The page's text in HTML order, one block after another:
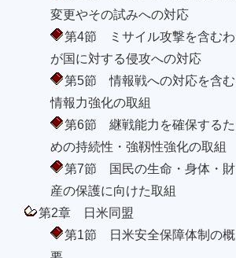
変更やその試みへの対応
第4節 ミサイル攻撃を含むわ
が国に対する侵攻への対応
第5節 情報戦への対応を含む
情報力強化の取組
第6節 継戦能力を確保するた
めの持続性・強靱性強化の取組
第7節 国民の生命・身体・財
産の保護に向けた取組
第2章 日米同盟
第1節 日米安全保障体制の概